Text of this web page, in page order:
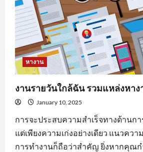
หางาน
งานรายวันใกล้ฉัน รวมแหล่งหา
January 10, 2025
การจะประสบความสำเร็จทางด้านก
แต่เพียงความเก่งอย่างเดียว แนวคว
การทำงานก็ถือว่าสำคัญ ยิ่งหากคุณ